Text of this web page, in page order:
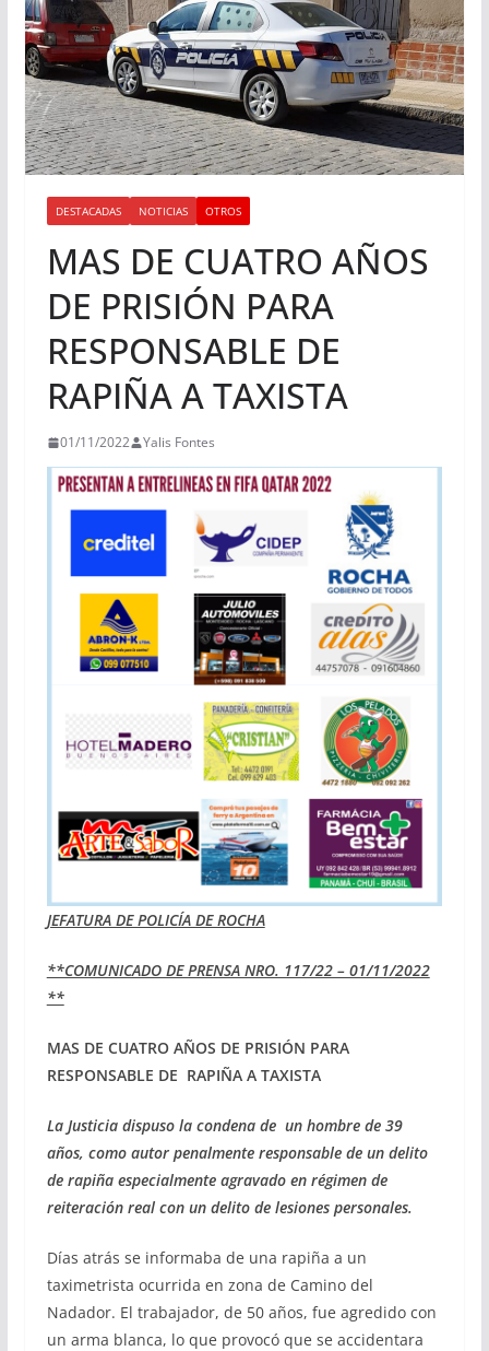
DESTACADAS NOTICIAS OTROS
MAS DE CUATRO AÑOS
DE PRISIÓN PARA
RESPONSABLE DE
RAPIÑA A TAXISTA
01/11/2022 Yalis Fontes
JEFATURA DE POLICÍA DE ROCHA
**COMUNICADO DE PRENSA NRO. 117/22 – 01/11/2022
**
MAS DE CUATRO AÑOS DE PRISIÓN PARA
RESPONSABLE DE RAPIÑA A TAXISTA
La Justicia dispuso la condena de un hombre de 39
años, como autor penalmente responsable de un delito
de rapiña especialmente agravado en régimen de
reiteración real con un delito de lesiones personales.
Días atrás se informaba de una rapiña a un
taximetrista ocurrida en zona de Camino del
Nadador. El trabajador, de 50 años, fue agredido con
un arma blanca, lo que provocó que se accidentara